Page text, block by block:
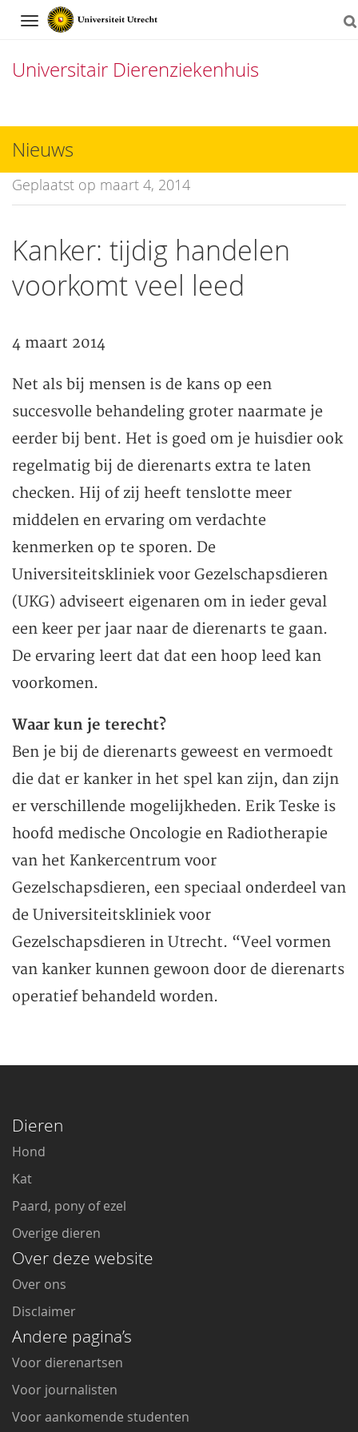
Navigation
Universitair Dierenziekenhuis
naar
inhoud
Nieuws
Geplaatst op maart 4, 2014
Kanker: tijdig handelen
voorkomt veel leed
4 maart 2014
Net als bij mensen is de kans op een
succesvolle behandeling groter naarmate je
eerder bij bent. Het is goed om je huisdier ook
regelmatig bij de dierenarts extra te laten
checken. Hij of zij heeft tenslotte meer
middelen en ervaring om verdachte
kenmerken op te sporen. De
Universiteitskliniek voor Gezelschapsdieren
(UKG) adviseert eigenaren om in ieder geval
een keer per jaar naar de dierenarts te gaan.
De ervaring leert dat dat een hoop leed kan
voorkomen.
Waar kun je terecht?
Ben je bij de dierenarts geweest en vermoedt
die dat er kanker in het spel kan zijn, dan zijn
er verschillende mogelijkheden. Erik Teske is
hoofd medische Oncologie en Radiotherapie
van het Kankercentrum voor
Gezelschapsdieren, een speciaal onderdeel van
de Universiteitskliniek voor
Gezelschapsdieren in Utrecht. “Veel vormen
van kanker kunnen gewoon door de dierenarts
operatief behandeld worden.
Dieren
Hond
Kat
Paard, pony of ezel
Overige dieren
Over deze website
Over ons
Disclaimer
Andere pagina’s
Voor dierenartsen
Voor journalisten
Voor aankomende studenten